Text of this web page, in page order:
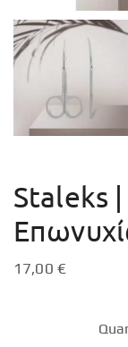
Staleks |
17,00 €